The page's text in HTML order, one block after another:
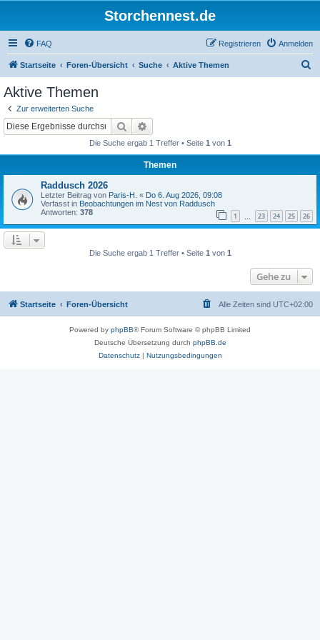
Storchennest.de
FAQ Anmelden
Registrieren
Startseite Foren-Übersicht Suche Aktive Themen
Aktive Themen
Zur erweiterten Suche
Suche
Die Suche ergab 1 Treffer • Seite 1 von 1
Themen
Raddusch 2026
Letzter Beitrag von Paris-H. « Do 6. Aug 2026, 09:08
Verfasst in Beobachtungen im Nest von Raddusch
Antworten: 378 1 23 24 25 26
Die Suche ergab 1 Treffer • Seite 1 von 1
Gehe zu
Startseite Foren-Übersicht Alle Zeiten sind UTC+02:00
Powered by phpBB® Forum Software © phpBB Limited
Deutsche Übersetzung durch phpBB.de
Datenschutz| Nutzungsbedingungen